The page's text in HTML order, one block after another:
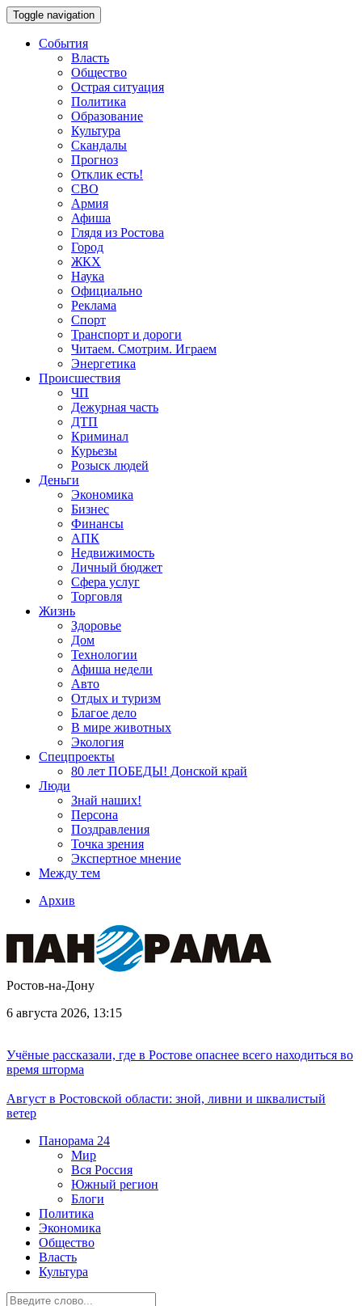
Toggle navigation
События
Власть
Общество
Острая ситуация
Политика
Образование
Культура
Скандалы
Прогноз
Отклик есть!
СВО
Армия
Афиша
Глядя из Ростова
Город
ЖКХ
Наука
Официально
Реклама
Спорт
Транспорт и дороги
Читаем. Смотрим. Играем
Энергетика
Происшествия
ЧП
Дежурная часть
ДТП
Криминал
Курьезы
Розыск людей
Деньги
Экономика
Бизнес
Финансы
АПК
Недвижимость
Личный бюджет
Сфера услуг
Торговля
Жизнь
Здоровье
Дом
Технологии
Афиша недели
Авто
Отдых и туризм
Благое дело
В мире животных
Экология
Спецпроекты
80 лет ПОБЕДЫ! Донской край
Люди
Знай наших!
Персона
Поздравления
Точка зрения
Экспертное мнение
Между тем
Архив
Ростов-на-Дону
6 августа 2026, 13:15
Учёные рассказали, где в Ростове опаснее всего находиться во
время шторма
Август в Ростовской области: зной, ливни и шквалистый
ветер
Панорама 24
Мир
Вся Россия
Южный регион
Блоги
Политика
Экономика
Общество
Власть
Культура